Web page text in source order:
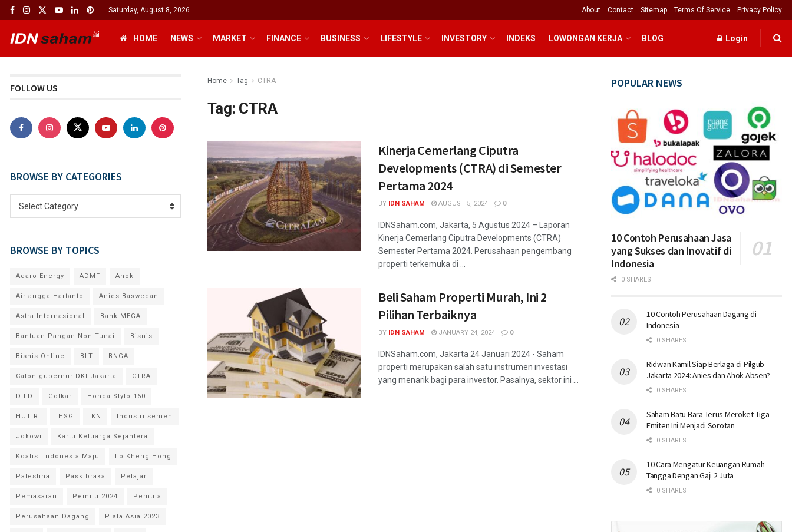
Saturday, August 8, 2026 About Contact Sitemap Terms Of Service Privacy Policy
HOME NEWS MARKET FINANCE BUSINESS LIFESTYLE INVESTORY INDEKS LOWONGAN KERJA BLOG Login
Home Tag CTRA
Tag: CTRA
Kinerja Cemerlang Ciputra
Developments (CTRA) di Semester
Pertama 2024
BY IDN SAHAM AUGUST 5, 2024 0
IDNSaham.com, Jakarta, 5 Agustus 2024 – Laporan
Kinerja Cemerlang Ciputra Developments (CTRA)
Semester Pertama 2024. Perusahaan pengembang
properti terkemuka di ...
Beli Saham Properti Murah, Ini 2
Pilihan Terbaiknya
BY IDN SAHAM JANUARY 24, 2024 0
IDNSaham.com, Jakarta 24 Januari 2024 - Saham
properti merupakan salah satu instrumen investasi
yang menarik bagi para investor. Pasalnya, sektor ini ...
FOLLOW US
BROWSE BY CATEGORIES
Select Category
BROWSE BY TOPICS
Adaro Energy ADMF Ahok
Airlangga Hartanto Anies Baswedan
Astra Internasional Bank MEGA
Bantuan Pangan Non Tunai Bisnis
Bisnis Online BLT BNGA
Calon gubernur DKI Jakarta CTRA
DILD Golkar Honda Stylo 160
HUT RI IHSG IKN Industri semen
Jokowi Kartu Keluarga Sejahtera
Koalisi Indonesia Maju Lo Kheng Hong
Palestina Paskibraka Pelajar
Pemasaran Pemilu 2024 Pemula
Perusahaan Dagang Piala Asia 2023
POPULAR NEWS
10 Contoh Perusahaan Jasa
yang Sukses dan Inovatif di
Indonesia
0 SHARES
10 Contoh Perusahaan Dagang di
Indonesia
0 SHARES
Ridwan Kamil Siap Berlaga di Pilgub
Jakarta 2024: Anies dan Ahok Absen?
0 SHARES
Saham Batu Bara Terus Meroket Tiga
Emiten Ini Menjadi Sorotan
0 SHARES
10 Cara Mengatur Keuangan Rumah
Tangga Dengan Gaji 2 Juta
0 SHARES